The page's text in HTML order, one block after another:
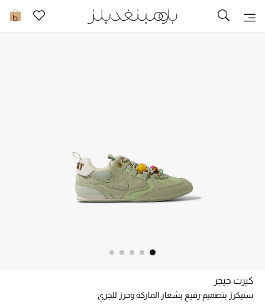
0 تخفيضات
خصم حتى 70%
كيرت جيجر
سنيكرز بتصميم رفيع بشعار الماركة وخرز للجري